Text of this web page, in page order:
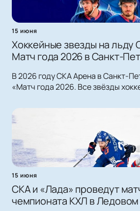
15 июня
Хоккейные звезды на льду
Матч года 2026 в Санкт-
В 2026 году СКА Арена в Санкт-
«Матч года 2026. Все звёзды
15 июня
СКА и «Лада» проведут
чемпионата КХЛ в